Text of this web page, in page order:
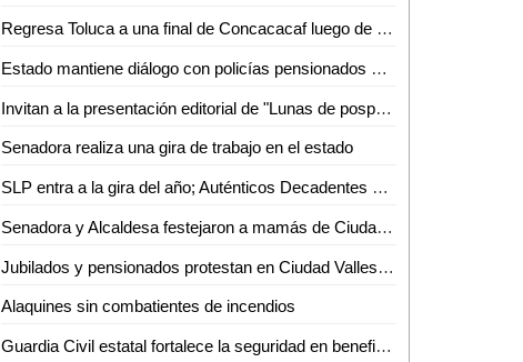
Regresa Toluca a una final de Concacacaf luego de 12 años
Estado mantiene diálogo con policías pensionados para garantizar sus derechos
Invitan a la presentación editorial de "Lunas de posparto"
Senadora realiza una gira de trabajo en el estado
SLP entra a la gira del año; Auténticos Decadentes y Los Caligaris harán vibrar el Tangamanga II
Senadora y Alcaldesa festejaron a mamás de Ciudad del Maíz
Jubilados y pensionados protestan en Ciudad Valles por falta de pagos y adeudos del 2024
Alaquines sin combatientes de incendios
Guardia Civil estatal fortalece la seguridad en beneficio de las y los potosinos